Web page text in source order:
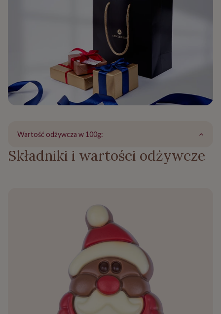
Wartość odżywcza w 100g:
Składniki i wartości odżywcze